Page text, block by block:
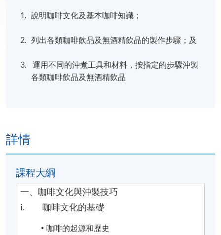
說明咖啡文化及基本咖啡知識；
列出各類咖啡飲品及無酒精飲品的製作步驟；及
運用不同的沖煮工具和材料，按指定的步驟沖製
各類咖啡飲品及無酒精飲品
詳情
課程大綱
一、咖啡文化與沖製技巧
i. 咖啡文化的基礎
咖啡的起源和歷史